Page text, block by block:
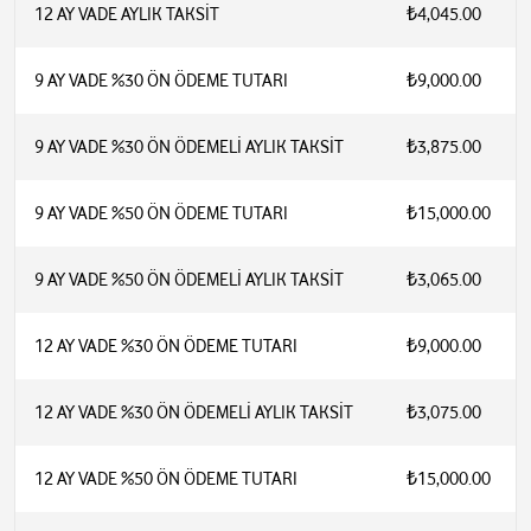
12 AY VADE AYLIK TAKSİT ₺4,045.00
9 AY VADE %30 ÖN ÖDEME TUTARI ₺9,000.00
9 AY VADE %30 ÖN ÖDEMELİ AYLIK TAKSİT ₺3,875.00
9 AY VADE %50 ÖN ÖDEME TUTARI ₺15,000.00
9 AY VADE %50 ÖN ÖDEMELİ AYLIK TAKSİT ₺3,065.00
12 AY VADE %30 ÖN ÖDEME TUTARI ₺9,000.00
12 AY VADE %30 ÖN ÖDEMELİ AYLIK TAKSİT ₺3,075.00
12 AY VADE %50 ÖN ÖDEME TUTARI ₺15,000.00